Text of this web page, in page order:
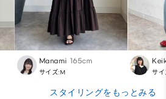
Manami 165cm
サイズ:M サ
スタイリングをもっとみる